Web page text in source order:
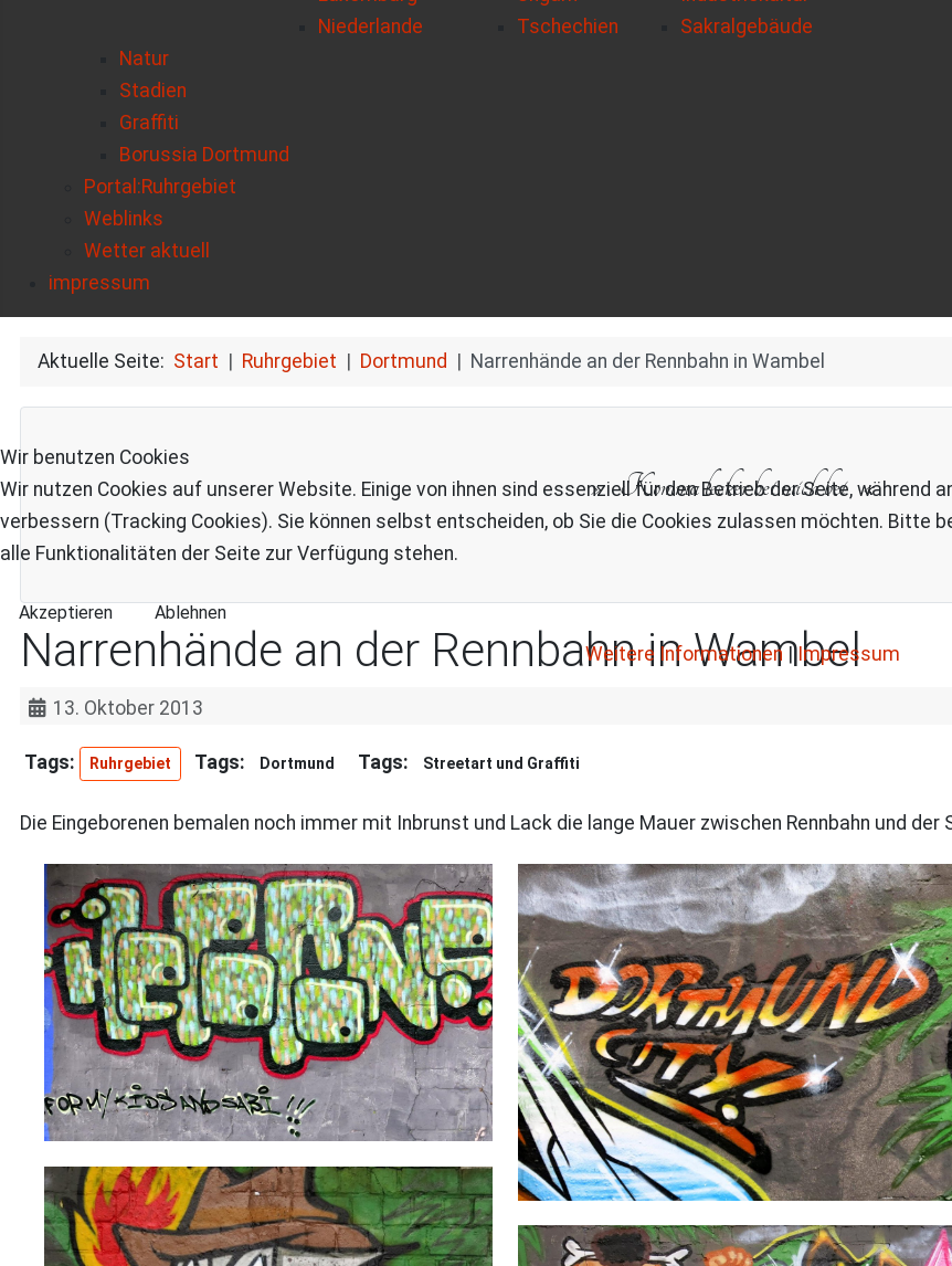
Niederlande
Tschechien
Sakralgebäude
Natur
Stadien
Graffiti
Borussia Dortmund
Portal:Ruhrgebiet
Weblinks
Wetter aktuell
impressum
Aktuelle Seite: Start Ruhrgebiet Dortmund Narrenhände an der Rennbahn in Wambel
Komma lecker bei mich bei
Narrenhände an der Rennbahn in Wambel
13. Oktober 2013
Ruhrgebiet Dortmund Streetart und Graffiti
Die Eingeborenen bemalen noch immer mit Inbrunst und Lack die lange Mauer zwischen Rennbahn und der
Wir benutzen Cookies
Wir nutzen Cookies auf unserer Website. Einige von ihnen sind essenziell für den Betrieb der Seite, während
verbessern (Tracking Cookies). Sie können selbst entscheiden, ob Sie die Cookies zulassen möchten. Bitte
alle Funktionalitäten der Seite zur Verfügung stehen.
Akzeptieren Ablehnen
Weitere Informationen|Impressum